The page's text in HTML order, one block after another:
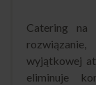
Catering na
wyjątkowej
eliminuje